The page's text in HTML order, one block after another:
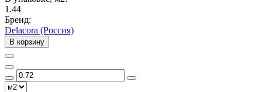
1.44
Бренд:
Delacora (Россия)
В корзину